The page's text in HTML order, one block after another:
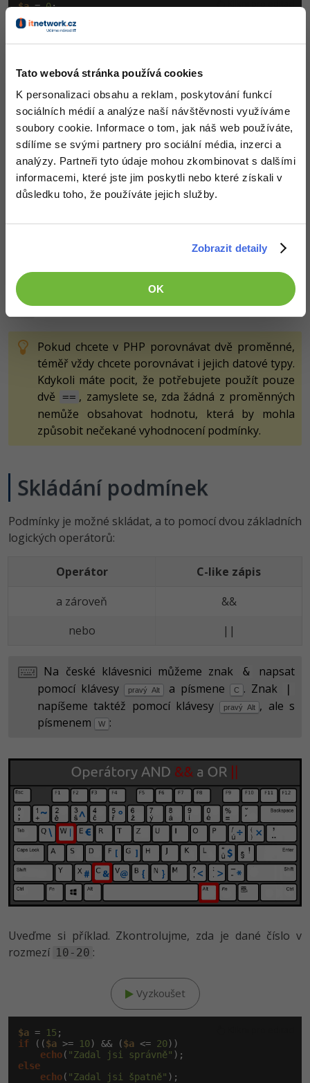
Tato webová stránka používá cookies
K personalizaci obsahu a reklam, poskytování funkcí
sociálních médií a analýze naší návštěvnosti využíváme
soubory cookie. Informace o tom, jak náš web používáte,
sdílíme se svými partnery pro sociální média, inzerci a
analýzy. Partneři tyto údaje mohou zkombinovat s dalšími
informacemi, které jste jim poskytli nebo které získali v
důsledku toho, že používáte jejich služby.
Zobrazit detaily
OK
$a = 0
$b
if ($a ===
Nyní se již podmínka nesplní. Totéž by platilo i pro číslo
a řetězec:
Vyzkoušet
$a = 2
Textové řetězce bychom měli porovnávat spíše třemi
Pokud chcete v PHP porovnávat dvě proměnné,
téměř vždy chcete porovnávat i jejich datové typy.
Kdykoli máte pocit, že potřebujete použít pouze
dvě == , zamyslete se, zda žádná z proměnných
nemůže obsahovat hodnotu, která by mohla
způsobit nečekané vyhodnocení podmínky.
Skládání podmínek
Podmínky je možné skládat, a to pomocí dvou základních
logických operátorů:
Operátor
C-like zápis
a zároveň
&&
nebo
||
Na české klávesnici můžeme znak &
napsat
pomocí klávesy
pravý Alt a písmene C . Znak |
napíšeme taktéž pomocí klávesy pravý Alt , ale s
písmenem
W :
Uveďme si příklad. Zkontrolujme, zda je dané číslo v
rozmezí 10-20 :
Vyzkoušet
$a = 15
if (($a >= 10) && ($a <= 20))
echo( "Zadal jsi správně"
else
echo( "Zadal jsi špatně"